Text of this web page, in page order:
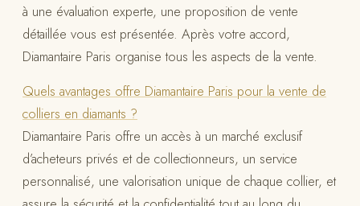
à une évaluation experte, une proposition de vente
détaillée vous est présentée. Après votre accord,
Diamantaire Paris organise tous les aspects de la vente.
Quels avantages offre Diamantaire Paris pour la vente de
colliers en diamants ?
Diamantaire Paris offre un accès à un marché exclusif
d’acheteurs privés et de collectionneurs, un service
personnalisé, une valorisation unique de chaque collier, et